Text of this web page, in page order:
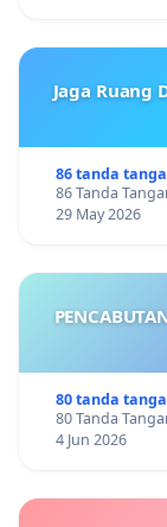
Jaga Ruang
86 tanda
86 Tanda
29 May 2026
80 tanda
80 Tanda
4 Jun 2026